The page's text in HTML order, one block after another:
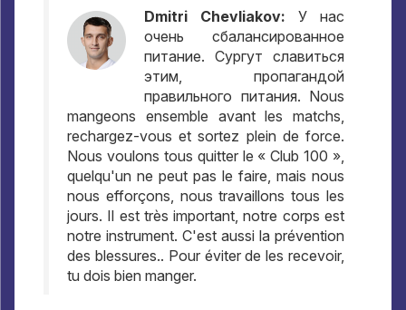
Dmitri Chevliakov: У нас
очень сбалансированное
питание. Сургут славиться
этим, пропагандой
правильного питания. Nous
mangeons ensemble avant les matchs,
rechargez-vous et sortez plein de force.
Nous voulons tous quitter le « Club 100 »,
quelqu'un ne peut pas le faire, mais nous
nous efforçons, nous travaillons tous les
jours. Il est très important, notre corps est
notre instrument. C'est aussi la prévention
des blessures.. Pour éviter de les recevoir,
tu dois bien manger.